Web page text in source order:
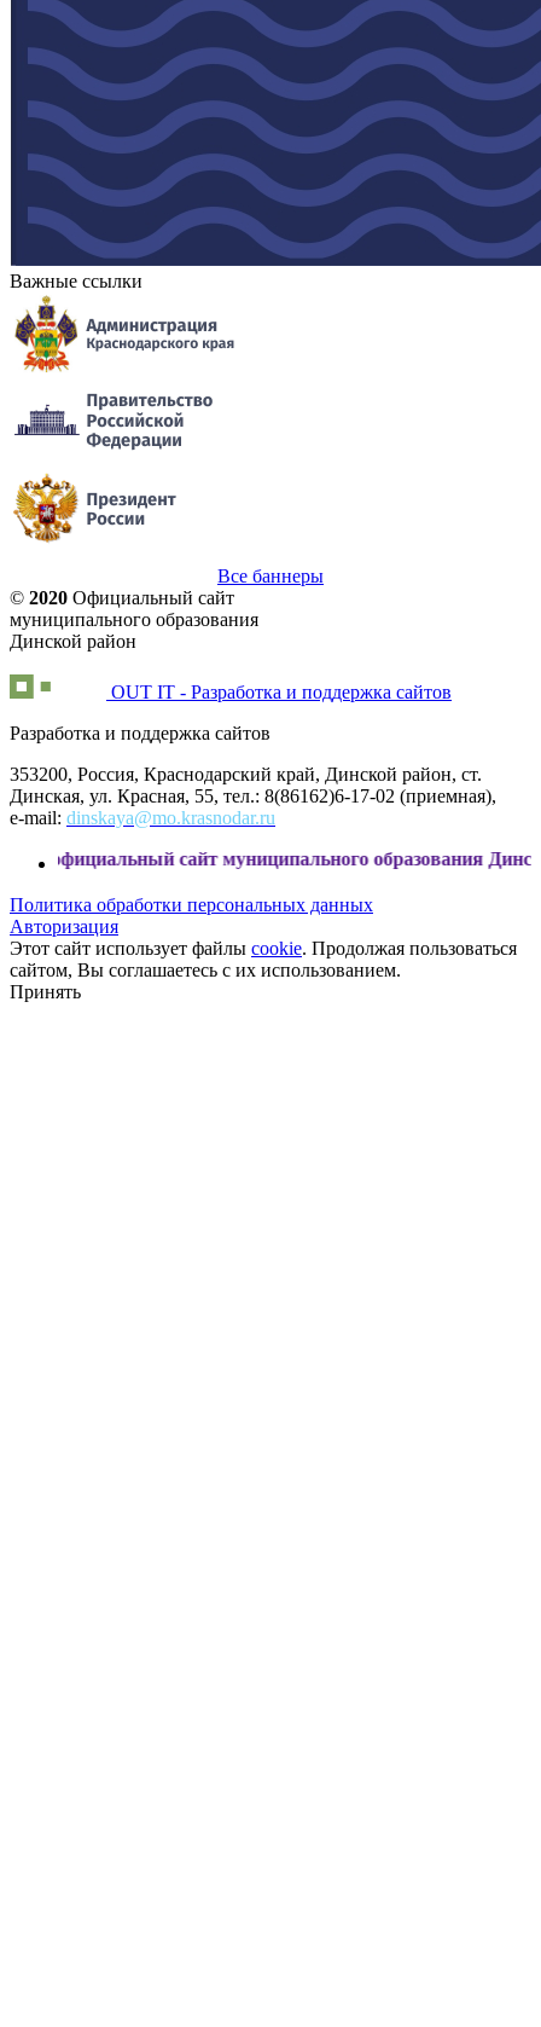
Важные ссылки
Все баннеры
© 2020 Официальный сайт
муниципального образования
Динской район
OUT IT - Разработка и поддержка сайтов
Разработка и поддержка сайтов
353200, Россия, Краснодарский край, Динской район, ст.
Динская, ул. Красная, 55, тел.: 8(86162)6-17-02 (приемная),
e-mail: dinskaya@mo.krasnodar.ru
сайт муниципального образования Динской район
Политика обработки персональных данных
Авторизация
Этот сайт использует файлы cookie. Продолжая пользоваться
сайтом, Вы соглашаетесь с их использованием.
Принять